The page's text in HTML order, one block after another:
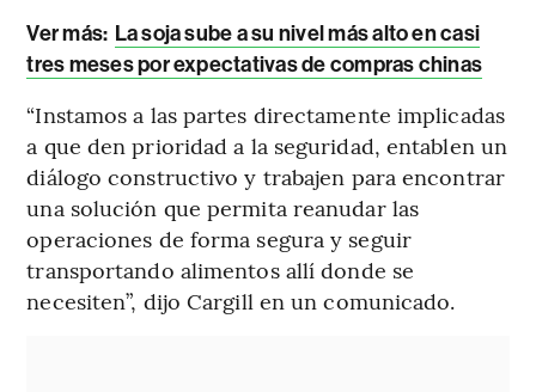
Ver más: La soja sube a su nivel más alto en casi
tres meses por expectativas de compras chinas
“Instamos a las partes directamente implicadas
a que den prioridad a la seguridad, entablen un
diálogo constructivo y trabajen para encontrar
una solución que permita reanudar las
operaciones de forma segura y seguir
transportando alimentos allí donde se
necesiten”, dijo Cargill en un comunicado.